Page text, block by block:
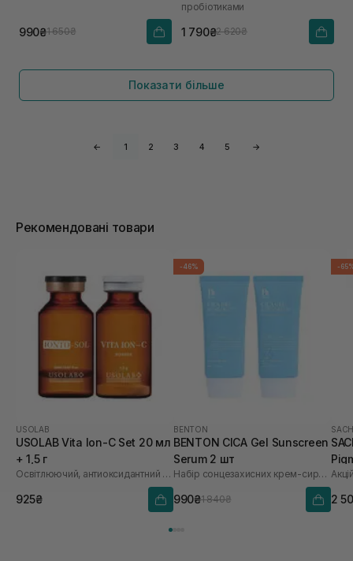
990₴1 650₴
пробіотиками
1 790₴2 620₴
Показати більше
← 1 2 3 4 5 →
Рекомендовані товари
USOLAB
USOLAB Vita Ion-C Set 20 мл
+ 1,5 г
Освітлюючий, антиоксидантний та омолоджуючий набір
925₴
-46%
BENTON
BENTON CICA Gel Sunscreen
Serum 2 шт
Набір сонцезахисних крем-сироваток
990₴1 840₴
-
2